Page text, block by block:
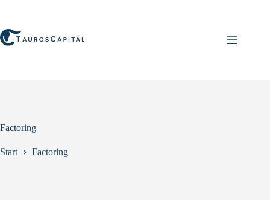
Factoring
Start Factoring